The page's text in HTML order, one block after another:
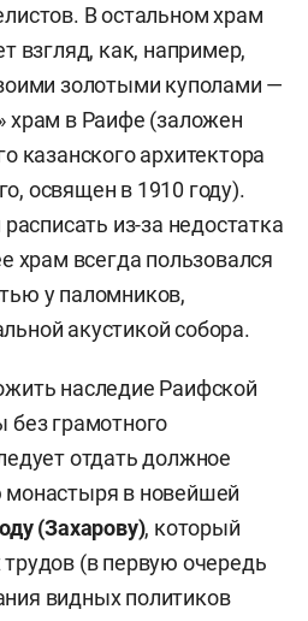
В остальном храм
взгляд, как, например,
золотыми куполами —
храм в Раифе (заложен
казанского архитектора
освящен в 1910 году).
из-за недостатка
храм всегда пользовался
у паломников,
акустикой собора.
наследие Раифской
грамотного
отдать должное
монастыря в новейшей
(Захарову), который
(в первую очередь
видных политиков